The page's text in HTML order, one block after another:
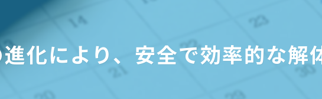
事務所
化により、安全で効率的な解